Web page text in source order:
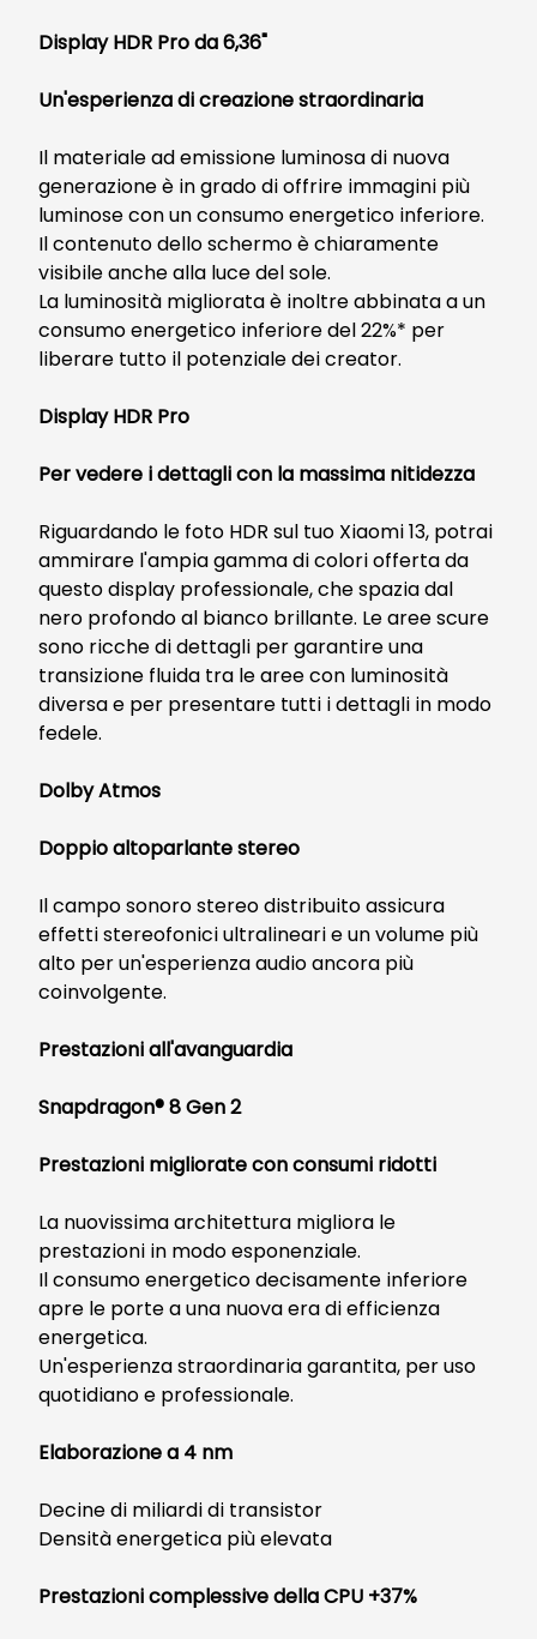
Display HDR Pro da 6,36"
Un'esperienza di creazione straordinaria
Il materiale ad emissione luminosa di nuova
generazione è in grado di offrire immagini più
luminose con un consumo energetico inferiore.
Il contenuto dello schermo è chiaramente
visibile anche alla luce del sole.
La luminosità migliorata è inoltre abbinata a un
consumo energetico inferiore del 22%* per
liberare tutto il potenziale dei creator.
Display HDR Pro
Per vedere i dettagli con la massima nitidezza
Riguardando le foto HDR sul tuo Xiaomi 13, potrai
ammirare l'ampia gamma di colori offerta da
questo display professionale, che spazia dal
nero profondo al bianco brillante. Le aree scure
sono ricche di dettagli per garantire una
transizione fluida tra le aree con luminosità
diversa e per presentare tutti i dettagli in modo
fedele.
Dolby Atmos
Doppio altoparlante stereo
Il campo sonoro stereo distribuito assicura
effetti stereofonici ultralineari e un volume più
alto per un'esperienza audio ancora più
coinvolgente.
Prestazioni all'avanguardia
Snapdragon® 8 Gen 2
Prestazioni migliorate con consumi ridotti
La nuovissima architettura migliora le
prestazioni in modo esponenziale.
Il consumo energetico decisamente inferiore
apre le porte a una nuova era di efficienza
energetica.
Un'esperienza straordinaria garantita, per uso
quotidiano e professionale.
Elaborazione a 4 nm
Decine di miliardi di transistor
Densità energetica più elevata
Prestazioni complessive della CPU +37%